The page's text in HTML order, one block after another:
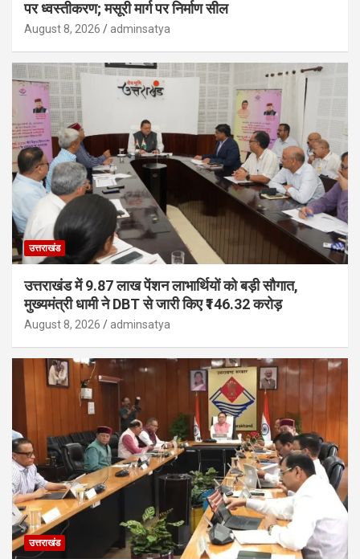
पर ध्वस्तीकरण; मसूरी मार्ग पर निर्माण सील
August 8, 2026 adminsatya
उत्तराखंड
उत्तराखंड में 9.87 लाख पेंशन लाभार्थियों को बड़ी सौगात,
मुख्यमंत्री धामी ने DBT से जारी किए ₹146.32 करोड़
August 8, 2026 adminsatya
उत्तराखंड